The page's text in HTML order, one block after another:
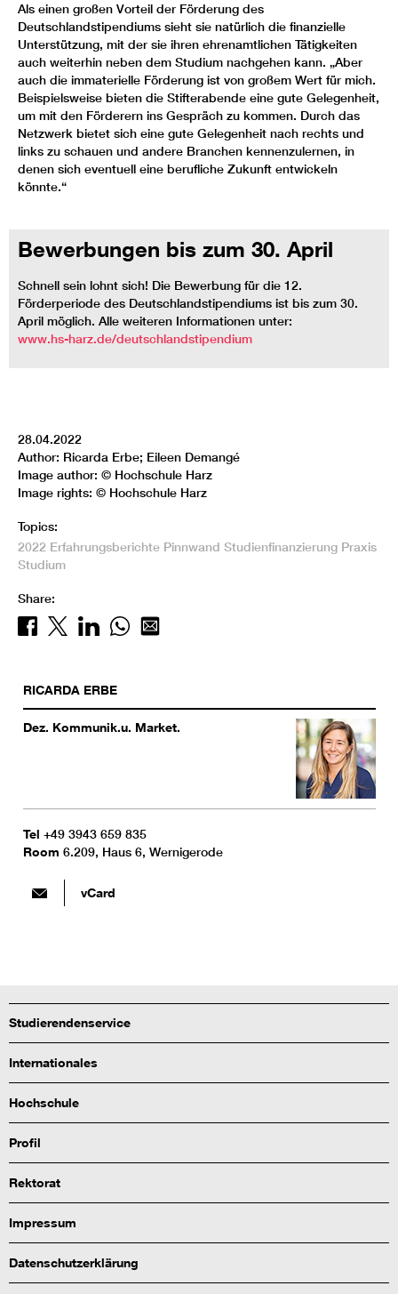
Als einen großen Vorteil der Förderung des
Deutschlandstipendiums sieht sie natürlich die finanzielle
Unterstützung, mit der sie ihren ehrenamtlichen Tätigkeiten
auch weiterhin neben dem Studium nachgehen kann. „Aber
auch die immaterielle Förderung ist von großem Wert für mich.
Beispielsweise bieten die Stifterabende eine gute Gelegenheit,
um mit den Förderern ins Gespräch zu kommen. Durch das
Netzwerk bietet sich eine gute Gelegenheit nach rechts und
links zu schauen und andere Branchen kennenzulernen, in
denen sich eventuell eine berufliche Zukunft entwickeln
könnte.“
Bewerbungen bis zum 30. April
Schnell sein lohnt sich! Die Bewerbung für die 12.
Förderperiode des Deutschlandstipendiums ist bis zum 30.
April möglich. Alle weiteren Informationen unter:
www.hs-harz.de/deutschlandstipendium
28.04.2022
Author: Ricarda Erbe; Eileen Demangé
Image author: © Hochschule Harz
Image rights: © Hochschule Harz
Topics:
2022 Erfahrungsberichte Pinnwand Studienfinanzierung Praxis
Studium
Share:
RICARDA ERBE
Dez. Kommunik.u. Market.
Tel +49 3943 659 835
Room 6.209, Haus 6, Wernigerode
vCard
Studierendenservice
Internationales
Hochschule
Profil
Rektorat
Impressum
Datenschutzerklärung